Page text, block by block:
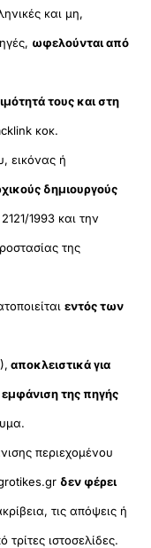
και μη,
ωφελούνται από
τους και στη
κοκ.
εικόνας ή
δημιουργούς
1993 και την
της
εντός των
αποκλειστικά για
εμφάνιση της πηγής
περιεχομένου
δεν φέρει
τις απόψεις ή
ιστοσελίδες.